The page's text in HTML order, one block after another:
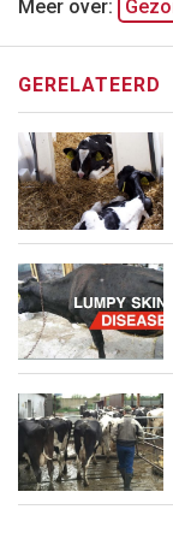
Meer over:
GERELATEERD